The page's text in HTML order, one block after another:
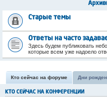
Старые темы
Ответы на часто
Здесь будем публиковать
которые всем уже надоело
Кто сейчас на форуме Дни
КТО СЕЙЧАС НА КОНФЕРЕНЦИИ